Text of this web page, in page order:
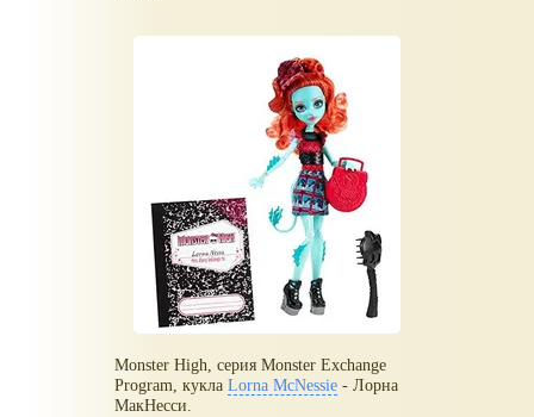
Monster High, серия Monster Exchange
Program, куклаLorna McNessie - Лорна
МакНесси.